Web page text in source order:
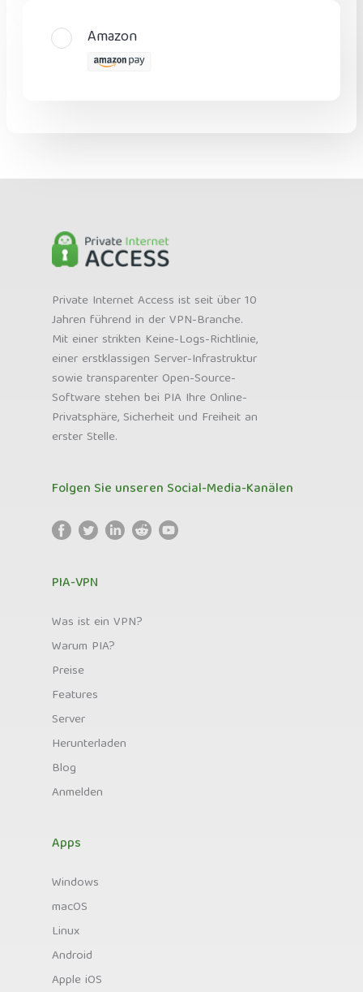
Amazon
Private Internet Access ist seit über 10
Jahren führend in der VPN-Branche.
Mit einer strikten Keine-Logs-Richtlinie,
einer erstklassigen Server-Infrastruktur
sowie transparenter Open-Source-
Software stehen bei PIA Ihre Online-
Privatsphäre, Sicherheit und Freiheit an
erster Stelle.
Folgen Sie unseren Social-Media-Kanälen
PIA-VPN
Was ist ein VPN?
Warum PIA?
Preise
Features
Server
Herunterladen
Blog
Anmelden
Apps
Windows
macOS
Linux
Android
Apple iOS